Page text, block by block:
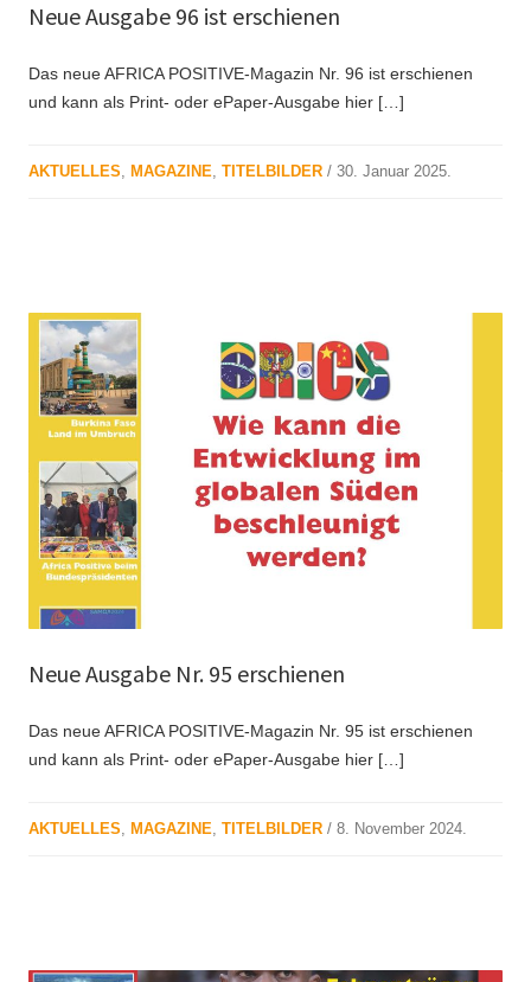
Neue Ausgabe 96 ist erschienen
Das neue AFRICA POSITIVE-Magazin Nr. 96 ist erschienen
und kann als Print- oder ePaper-Ausgabe hier […]
AKTUELLES, MAGAZINE, TITELBILDER / 30. Januar 2025.
Neue Ausgabe Nr. 95 erschienen
Das neue AFRICA POSITIVE-Magazin Nr. 95 ist erschienen
und kann als Print- oder ePaper-Ausgabe hier […]
AKTUELLES, MAGAZINE, TITELBILDER / 8. November 2024.